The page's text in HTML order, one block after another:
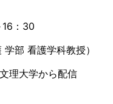
：30
部 看護学科教授）
理大学から配信